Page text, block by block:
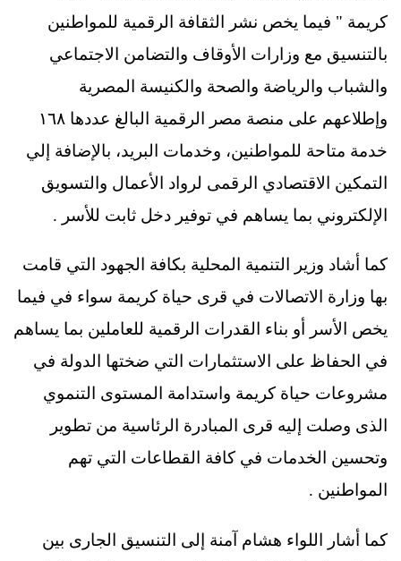
كريمة " فيما يخص نشر الثقافة الرقمية للمواطنين
بالتنسيق مع وزارات الأوقاف والتضامن الاجتماعي
والشباب والرياضة والصحة والكنيسة المصرية
وإطلاعهم على منصة مصر الرقمية البالغ عددها ١٦٨
خدمة متاحة للمواطنين، وخدمات البريد، بالإضافة إلي
التمكين الاقتصادي الرقمى لرواد الأعمال والتسويق
الإلكتروني بما يساهم في توفير دخل ثابت للأسر .
كما أشاد وزير التنمية المحلية بكافة الجهود التي قامت
بها وزارة الاتصالات في قرى حياة كريمة سواء في فيما
يخص الأسر أو بناء القدرات الرقمية للعاملين بما يساهم
في الحفاظ على الاستثمارات التي ضختها الدولة في
مشروعات حياة كريمة واستدامة المستوى التنموي
الذى وصلت إليه قرى المبادرة الرئاسية من تطوير
وتحسين الخدمات في كافة القطاعات التي تهم
المواطنين .
كما أشار اللواء هشام آمنة إلى التنسيق الجارى بين